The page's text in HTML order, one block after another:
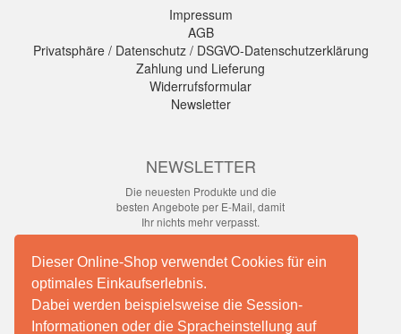
Dieser Online-Shop verwendet Cookies für ein
optimales Einkaufserlebnis.
Dabei werden beispielsweise die Session-
Informationen oder die Spracheinstellung auf
Impressum
AGB
Privatsphäre / Datenschutz / DSGVO-Datenschutzerklärung
Zahlung und Lieferung
Widerrufsformular
Newsletter
NEWSLETTER
Die neuesten Produkte und die
besten Angebote per E-Mail, damit
Ihr nichts mehr verpasst.
Abonnieren